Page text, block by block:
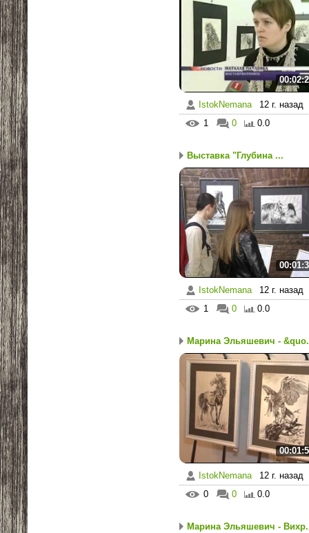
IstokNemana
12 г. назад
1
0 0.0
Выставка "Глубина ...
IstokNemana
12 г. назад
1
0 0.0
Марина Эльяшевич -
IstokNemana
12 г. назад
0
0 0.0
Марина Эльяшевич -